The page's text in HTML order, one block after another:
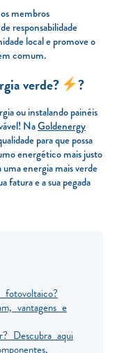
membros
responsabilidade
local e promove o
comum.
verde? ?
ou instalando painéis
NaGoldenergy
para que possa
energético mais justo
energia mais verde
fatura e a sua pegada
vantagens e
Descubra aqui